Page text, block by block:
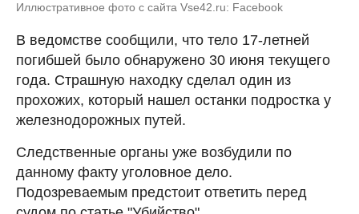
Иллюстративное фото с сайта Vse42.ru: Facebook
В ведомстве сообщили, что тело 17-летней
погибшей было обнаружено 30 июня текущего
года. Страшную находку сделал один из
прохожих, который нашел останки подростка у
железнодорожных путей.
Следственные органы уже возбудили по
данному факту уголовное дело.
Подозреваемым предстоит ответить перед